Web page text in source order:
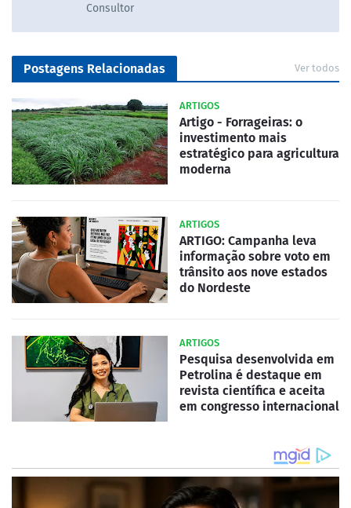
Consultor
Postagens Relacionadas Ver todos
ARTIGOS
Artigo - Forrageiras: o
investimento mais
estratégico para agricultura
moderna
ARTIGOS
ARTIGO: Campanha leva
informação sobre voto em
trânsito aos nove estados
do Nordeste
ARTIGOS
Pesquisa desenvolvida em
Petrolina é destaque em
revista científica e aceita
em congresso internacional